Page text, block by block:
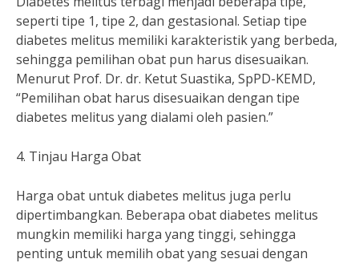
seperti tipe 1, tipe 2, dan gestasional. Setiap tipe
diabetes melitus memiliki karakteristik yang berbeda,
sehingga pemilihan obat pun harus disesuaikan.
Menurut Prof. Dr. dr. Ketut Suastika, SpPD-KEMD,
“Pemilihan obat harus disesuaikan dengan tipe
diabetes melitus yang dialami oleh pasien.”
4. Tinjau Harga Obat
Harga obat untuk diabetes melitus juga perlu
dipertimbangkan. Beberapa obat diabetes melitus
mungkin memiliki harga yang tinggi, sehingga
penting untuk memilih obat yang sesuai dengan